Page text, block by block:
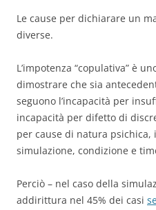
Le cause per dichiarare un
diverse.
L’impotenza “copulativa” è
dimostrare che sia
seguono l’incapacità per
incapacità per difetto di
per cause di natura psichica,
simulazione, condizione e
Perciò – nel caso della
addirittura nel 45% dei casi